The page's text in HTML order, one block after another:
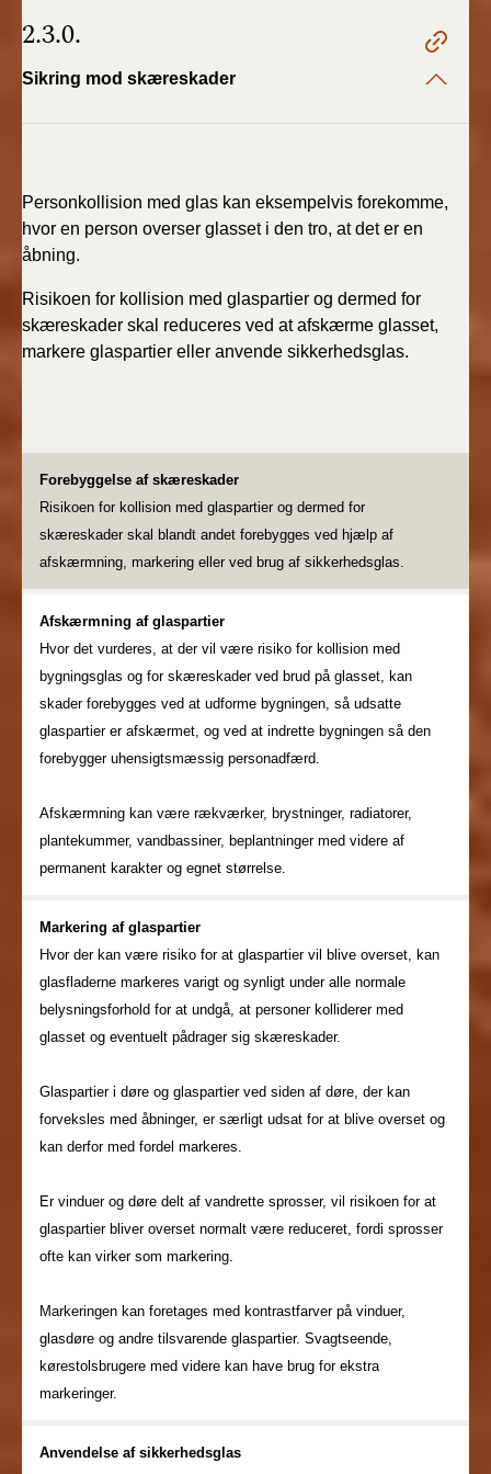
2.3.0.
Sikring mod skæreskader
Personkollision med glas kan eksempelvis forekomme,
hvor en person overser glasset i den tro, at det er en
åbning.
Risikoen for kollision med glaspartier og dermed for
skæreskader skal reduceres ved at afskærme glasset,
markere glaspartier eller anvende sikkerhedsglas.
Forebyggelse af skæreskader
Risikoen for kollision med glaspartier og dermed for
skæreskader skal blandt andet forebygges ved hjælp af
afskærmning, markering eller ved brug af sikkerhedsglas.
Afskærmning af glaspartier
Hvor det vurderes, at der vil være risiko for kollision med
bygningsglas og for skæreskader ved brud på glasset, kan
skader forebygges ved at udforme bygningen, så udsatte
glaspartier er afskærmet, og ved at indrette bygningen så den
forebygger uhensigtsmæssig personadfærd.
Afskærmning kan være rækværker, brystninger, radiatorer,
plantekummer, vandbassiner, beplantninger med videre af
permanent karakter og egnet størrelse.
Markering af glaspartier
Hvor der kan være risiko for at glaspartier vil blive overset, kan
glasfladerne markeres varigt og synligt under alle normale
belysningsforhold for at undgå, at personer kolliderer med
glasset og eventuelt pådrager sig skæreskader.
Glaspartier i døre og glaspartier ved siden af døre, der kan
forveksles med åbninger, er særligt udsat for at blive overset og
kan derfor med fordel markeres.
Er vinduer og døre delt af vandrette sprosser, vil risikoen for at
glaspartier bliver overset normalt være reduceret, fordi sprosser
ofte kan virker som markering.
Markeringen kan foretages med kontrastfarver på vinduer,
glasdøre og andre tilsvarende glaspartier. Svagtseende,
kørestolsbrugere med videre kan have brug for ekstra
markeringer.
Anvendelse af sikkerhedsglas